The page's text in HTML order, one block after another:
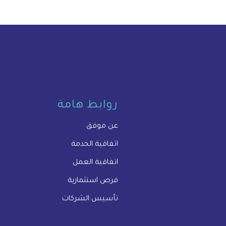
روابط هامة
عن موفق
اتفاقية الخدمة
اتفاقية العمل
فرص استثمارية
تأسيس الشركات